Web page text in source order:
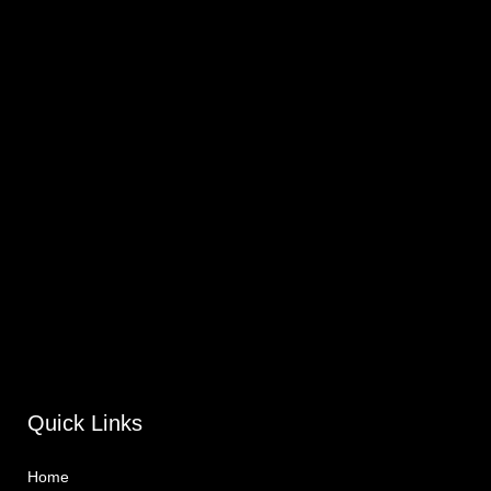
Quick Links
Home